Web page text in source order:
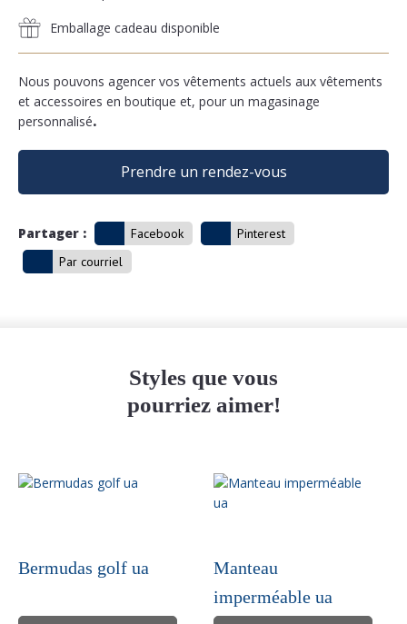
Emballage cadeau disponible
Nous pouvons agencer vos vêtements actuels aux vêtements
et accessoires en boutique et, pour un magasinage
personnalisé.
Prendre un rendez-vous
Partager : Facebook
Pinterest
Par courriel
Styles que vous
pourriez aimer!
Bermudas golf ua
Manteau
imperméable ua